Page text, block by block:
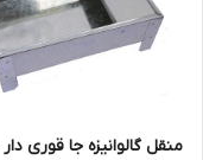
منقل گالوانیزه جا قوری دار